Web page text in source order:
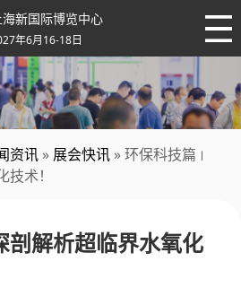
海新国际博览中心
年6月16-18日
资讯 » 展会快讯 » 环保科技篇।
术！
解析超临界水氧化